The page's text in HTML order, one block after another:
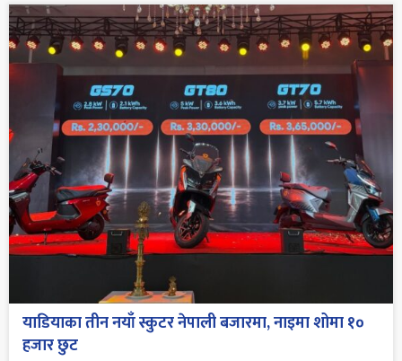
याडियाका तीन नयाँ स्कुटर नेपाली बजारमा, नाइमा शोमा १०
हजार छुट